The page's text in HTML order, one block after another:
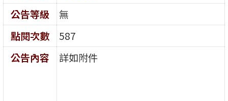
公告等級
無
點閱次數
587
公告內容
詳如附件